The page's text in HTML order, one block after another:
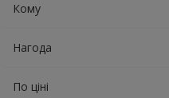
Кому
Нагода
По ціні